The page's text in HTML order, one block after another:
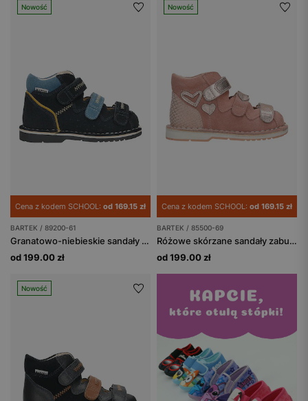
Nowość
Cena z kodem SCHOOL: od 169.15 zł
BARTEK / 89200-61
Granatowo-niebieskie sandały profilaktyczne z obcasem Thomasa BARTEK 89200-61
od 199.00 zł
Nowość
Cena z kodem SCHOOL: od 169.15 zł
BARTEK / 85500-69
Różowe skórzane sandały zabudowane z obcasem Thomasa BARTEK 85500-69
od 199.00 zł
Nowość